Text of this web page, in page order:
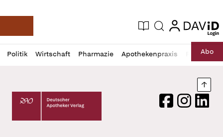
Deutsche Apotheker Zeitung
Aktuelle Ausgabe
Suche login
login
Politik Wirtschaft Pharmazie Apothekenpraxis RechtAbo
Profil
öffnen
Daz
Pur
Deutscher Apotheker Verlag Logo
FacebookInstagram